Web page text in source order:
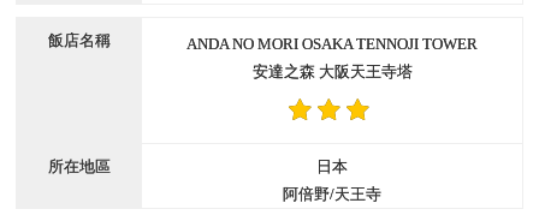
ANDA NO MORI OSAKA TENNOJI TOWER
安達之森 大阪天王寺塔
日本
阿倍野/天王寺